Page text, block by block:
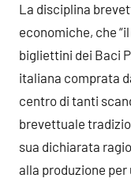
La disciplina
economiche, che
bigliettini dei Baci
italiana comprata
centro di tanti
brevettuale
sua dichiarata
alla produzione